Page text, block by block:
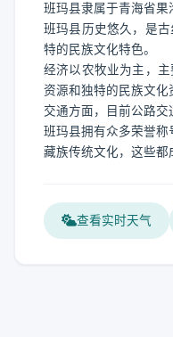
班玛县隶属于青海省果
班玛县历史悠久，是
特的民族文化特色。
经济以农牧业为主，
资源和独特的民族文化
交通方面，目前公路交
班玛县拥有众多荣誉称
藏族传统文化，这些都
查看实时天气